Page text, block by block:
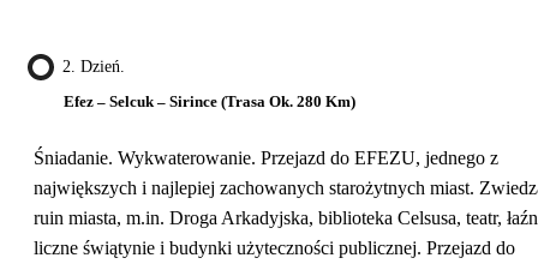
2. Dzień.
Efez – Selcuk – Sirince (trasa Ok. 280 Km)
Śniadanie. Wykwaterowanie. Przejazd do EFEZU, jednego z
największych i najlepiej zachowanych starożytnych miast.
ruin miasta, m.in. Droga Arkadyjska, biblioteka Celsusa, teatr,
liczne świątynie i budynki użyteczności publicznej. Przejazd do